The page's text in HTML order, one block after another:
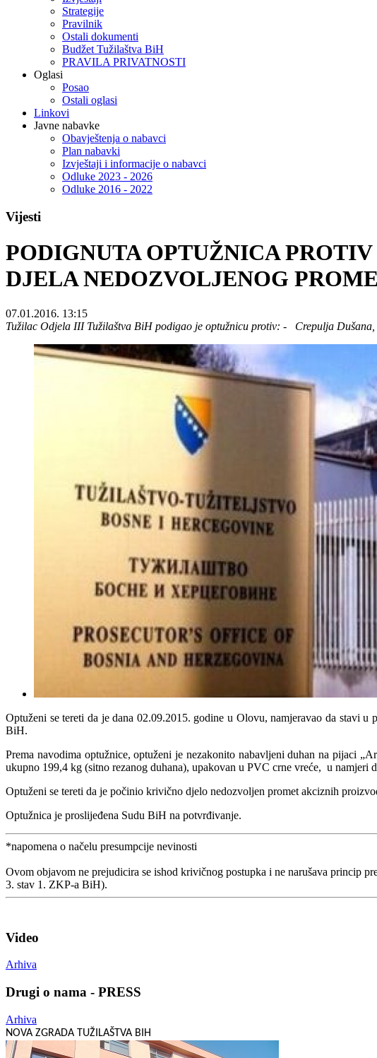
Strategije
Pravilnik
Ostali dokumenti
Budžet Tužilaštva BiH
PRAVILA PRIVATNOSTI
Oglasi
Posao
Ostali oglasi
Linkovi
Javne nabavke
Obavještenja o nabavci
Plan nabavki
Izvještaji i informacije o nabavci
Odluke 2023 - 2026
Odluke 2016 - 2022
Vijesti
PODIGNUTA OPTUŽNICA
DJELA NEDOZVOLJENOG
07.01.2016. 13:15
Tužilac Odjela III Tužilaštva BiH podigao je optužnicu protiv: - Crepulja
Optuženi se tereti da je dana 02.09.2015. godine u Olovu, namjeravao da stavi
BiH.
Prema navodima optužnice, optuženi je nezakonito nabavljeni duhan na pijaci
ukupno 199,4 kg (sitno rezanog duhana), upakovan u PVC crne vreće, u
Optuženi se tereti da je počinio krivično djelo nedozvoljen promet akciznih
Optužnica je proslijeđena Sudu BiH na potvrđivanje.
*napomena o načelu presumpcije nevinosti
Ovom objavom ne prejudicira se ishod krivičnog postupka i ne narušava princip
3. stav 1. ZKP-a BiH).
Video
Arhiva
Drugi o nama - PRESS
Arhiva
NOVA ZGRADA TUŽILAŠTVA BIH